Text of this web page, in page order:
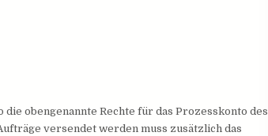
die obengenannte Rechte für das Prozesskonto des
versendet werden muss zusätzlich das